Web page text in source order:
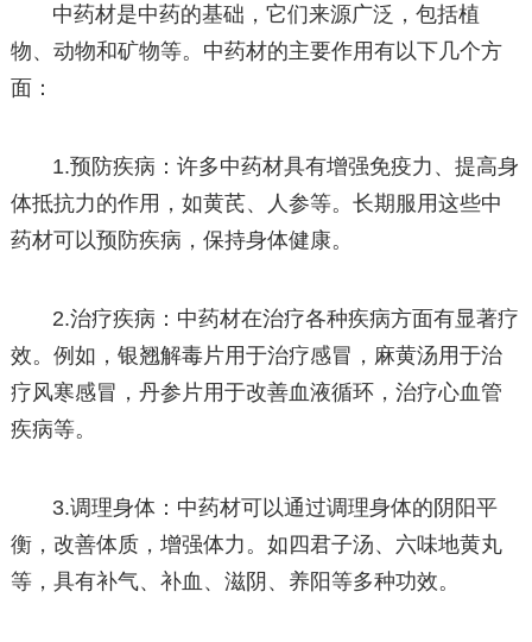
中药材是中药的基础，它们来源广泛，包括植
物、动物和矿物等。中药材的主要作用有以下几个方
面：
1.预防疾病：许多中药材具有增强免疫力、提高身
体抵抗力的作用，如黄芪、人参等。长期服用这些中
药材可以预防疾病，保持身体健康。
2.治疗疾病：中药材在治疗各种疾病方面有显著疗
效。例如，银翘解毒片用于治疗感冒，麻黄汤用于治
疗风寒感冒，丹参片用于改善血液循环，治疗心血管
疾病等。
3.调理身体：中药材可以通过调理身体的阴阳平
衡，改善体质，增强体力。如四君子汤、六味地黄丸
等，具有补气、补血、滋阴、养阳等多种功效。